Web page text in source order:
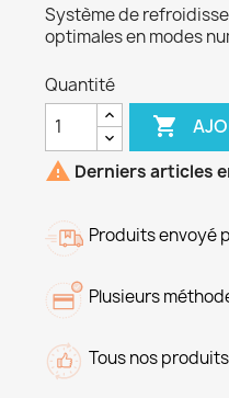
Système de
optimales en modes
Quantité

 Derniers articles
Produits envoyé
Plusieurs
Tous nos